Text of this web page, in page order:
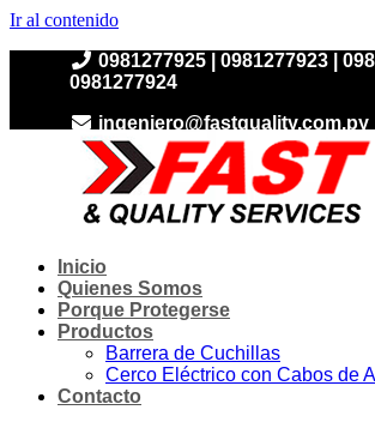
Ir al contenido
0981277925 | 0981277923 |
0981277924
ingeniero@fastquality.com.py
Inicio
Quienes Somos
Porque Protegerse
Productos
Barrera de Cuchillas
Cerco Eléctrico con Cabos de
Contacto